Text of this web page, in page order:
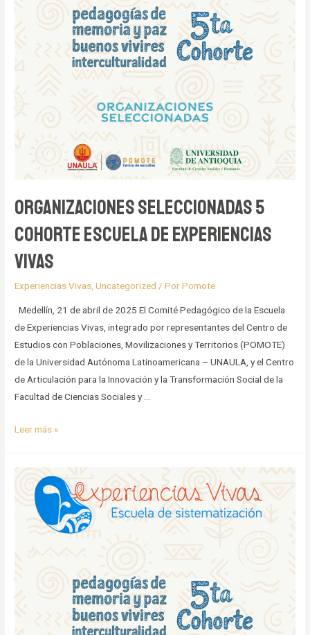
Organizaciones seleccionadas 5
cohorte escuela de experiencias
vivas
Experiencias Vivas ,Uncategorized / PorPomote
Medellín, 21 de abril de 2025 El Comité Pedagógico de la Escuela
de Experiencias Vivas, integrado por representantes del Centro de
Estudios con Poblaciones, Movilizaciones y Territorios (POMOTE)
de la Universidad Autónoma Latinoamericana – UNAULA, y el Centro
de Articulación para la Innovación y la Transformación Social de la
Facultad de Ciencias Sociales y …
Organizaciones
cohorte
escuela
experiencias
vivas
Leer más »